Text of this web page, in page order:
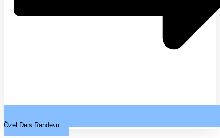
Özel Ders Randevu